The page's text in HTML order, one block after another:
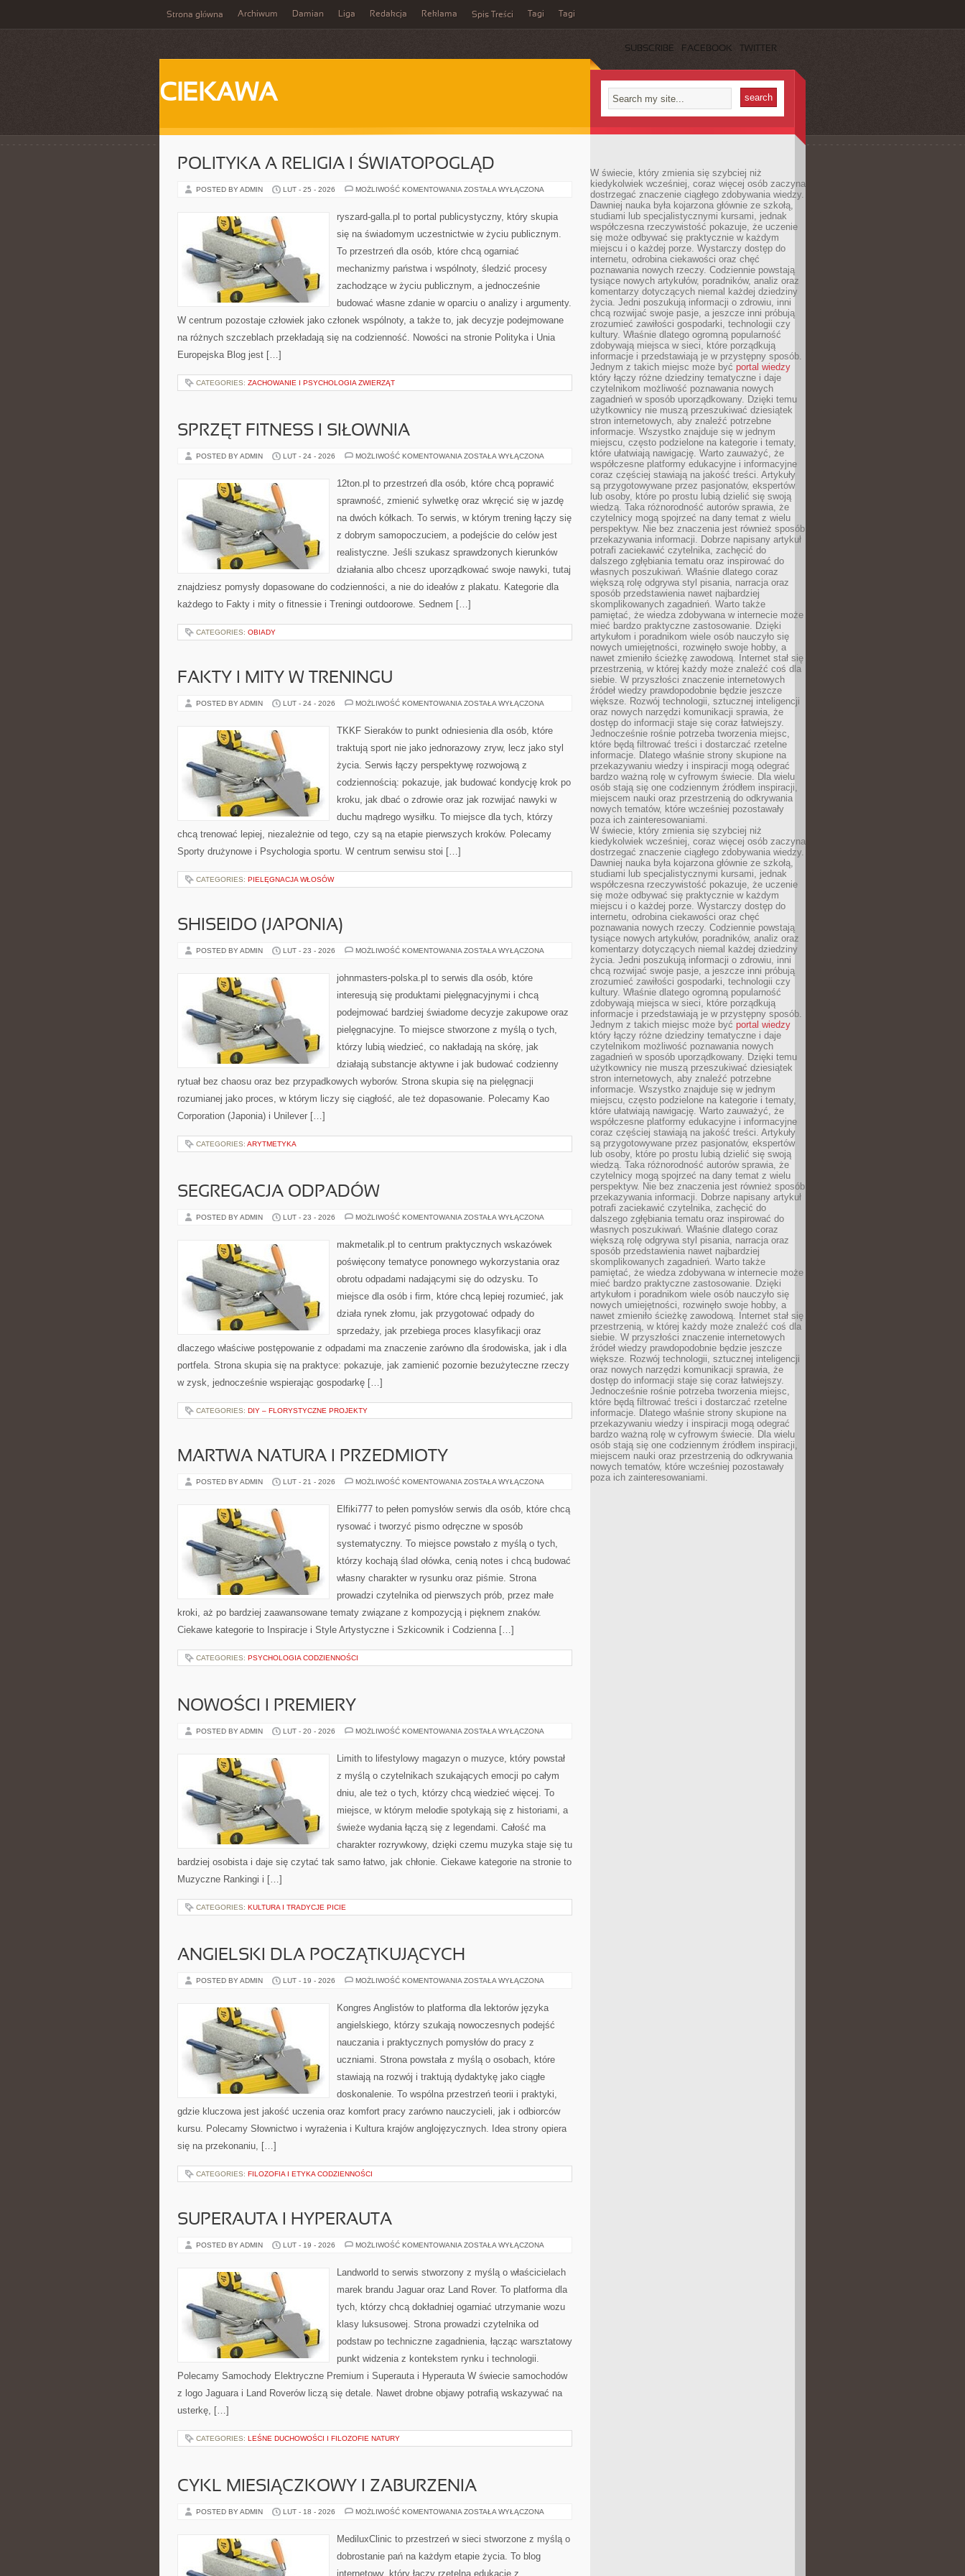
Strona główna Archiwum Damian Liga Redakcja Reklama Spis Treści Tagi Tagi
SUBSCRIBE FACEBOOK TWITTER
CIEKAWA
POLITYKA A RELIGIA I ŚWIATOPOGLĄD
POSTED BY ADMIN LUT - 25 - 2026 MOŻLIWOŚĆ KOMENTOWANIA POLITYKA
ŚWIATOPOGLĄD
ZOSTAŁA WYŁĄCZONA
ryszard-galla.pl to portal publicystyczny, który skupia
się na świadomym uczestnictwie w życiu publicznym.
To przestrzeń dla osób, które chcą ogarniać
mechanizmy państwa i wspólnoty, śledzić procesy
zachodzące w życiu publicznym, a jednocześnie
budować własne zdanie w oparciu o analizy i argumenty.
W centrum pozostaje człowiek jako członek wspólnoty, a także to, jak decyzje podejmowane
na różnych szczeblach przekładają się na codzienność. Nowości na stronie Polityka i Unia
Europejska Blog jest […]
CATEGORIES: ZACHOWANIE I PSYCHOLOGIA ZWIERZĄT
SPRZĘT FITNESS I SIŁOWNIA
POSTED BY ADMIN LUT - 24 - 2026 MOŻLIWOŚĆ KOMENTOWANIA SPRZĘT
SIŁOWNIA
ZOSTAŁA WYŁĄCZONA
12ton.pl to przestrzeń dla osób, które chcą poprawić
sprawność, zmienić sylwetkę oraz wkręcić się w jazdę
na dwóch kółkach. To serwis, w którym trening łączy się
z dobrym samopoczuciem, a podejście do celów jest
realistyczne. Jeśli szukasz sprawdzonych kierunków
działania albo chcesz uporządkować swoje nawyki, tutaj
znajdziesz pomysły dopasowane do codzienności, a nie do ideałów z plakatu. Kategorie dla
każdego to Fakty i mity o fitnessie i Treningi outdoorowe. Sednem […]
CATEGORIES: OBIADY
FAKTY I MITY W TRENINGU
POSTED BY ADMIN LUT - 24 - 2026 MOŻLIWOŚĆ KOMENTOWANIA FAKTY
TRENINGU
ZOSTAŁA WYŁĄCZONA
TKKF Sieraków to punkt odniesienia dla osób, które
traktują sport nie jako jednorazowy zryw, lecz jako styl
życia. Serwis łączy perspektywę rozwojową z
codziennością: pokazuje, jak budować kondycję krok po
kroku, jak dbać o zdrowie oraz jak rozwijać nawyki w
duchu mądrego wysiłku. To miejsce dla tych, którzy
chcą trenować lepiej, niezależnie od tego, czy są na etapie pierwszych kroków. Polecamy
Sporty drużynowe i Psychologia sportu. W centrum serwisu stoi […]
CATEGORIES: PIELĘGNACJA WŁOSÓW
SHISEIDO (JAPONIA)
POSTED BY ADMIN LUT - 23 - 2026 MOŻLIWOŚĆ KOMENTOWANIA SHISEIDO
ZOSTAŁA WYŁĄCZONA
johnmasters-polska.pl to serwis dla osób, które
interesują się produktami pielęgnacyjnymi i chcą
podejmować bardziej świadome decyzje zakupowe oraz
pielęgnacyjne. To miejsce stworzone z myślą o tych,
którzy lubią wiedzieć, co nakładają na skórę, jak
działają substancje aktywne i jak budować codzienny
rytuał bez chaosu oraz bez przypadkowych wyborów. Strona skupia się na pielęgnacji
rozumianej jako proces, w którym liczy się ciągłość, ale też dopasowanie. Polecamy Kao
Corporation (Japonia) i Unilever […]
CATEGORIES: ARYTMETYKA
SEGREGACJA ODPADÓW
POSTED BY ADMIN LUT - 23 - 2026 MOŻLIWOŚĆ KOMENTOWANIA SEGREGACJA
ZOSTAŁA WYŁĄCZONA
makmetalik.pl to centrum praktycznych wskazówek
poświęcony tematyce ponownego wykorzystania oraz
obrotu odpadami nadającymi się do odzysku. To
miejsce dla osób i firm, które chcą lepiej rozumieć, jak
działa rynek złomu, jak przygotować odpady do
sprzedaży, jak przebiega proces klasyfikacji oraz
dlaczego właściwe postępowanie z odpadami ma znaczenie zarówno dla środowiska, jak i dla
portfela. Strona skupia się na praktyce: pokazuje, jak zamienić pozornie bezużyteczne rzeczy
w zysk, jednocześnie wspierając gospodarkę […]
CATEGORIES: DIY – FLORYSTYCZNE PROJEKTY
MARTWA NATURA I PRZEDMIOTY
POSTED BY ADMIN LUT - 21 - 2026 MOŻLIWOŚĆ KOMENTOWANIA MARTWA
PRZEDMIOTY
ZOSTAŁA WYŁĄCZONA
Elfiki777 to pełen pomysłów serwis dla osób, które chcą
rysować i tworzyć pismo odręczne w sposób
systematyczny. To miejsce powstało z myślą o tych,
którzy kochają ślad ołówka, cenią notes i chcą budować
własny charakter w rysunku oraz piśmie. Strona
prowadzi czytelnika od pierwszych prób, przez małe
kroki, aż po bardziej zaawansowane tematy związane z kompozycją i pięknem znaków.
Ciekawe kategorie to Inspiracje i Style Artystyczne i Szkicownik i Codzienna […]
CATEGORIES: PSYCHOLOGIA CODZIENNOŚCI
NOWOŚCI I PREMIERY
POSTED BY ADMIN LUT - 20 - 2026 MOŻLIWOŚĆ KOMENTOWANIA NOWOŚCI
ZOSTAŁA WYŁĄCZONA
Limith to lifestylowy magazyn o muzyce, który powstał
z myślą o czytelnikach szukających emocji po całym
dniu, ale też o tych, którzy chcą wiedzieć więcej. To
miejsce, w którym melodie spotykają się z historiami, a
świeże wydania łączą się z legendami. Całość ma
charakter rozrywkowy, dzięki czemu muzyka staje się tu
bardziej osobista i daje się czytać tak samo łatwo, jak chłonie. Ciekawe kategorie na stronie to
Muzyczne Rankingi i […]
CATEGORIES: KULTURA I TRADYCJE PICIE
ANGIELSKI DLA POCZĄTKUJĄCYCH
POSTED BY ADMIN LUT - 19 - 2026 MOŻLIWOŚĆ KOMENTOWANIA ANGIELSKI
ZOSTAŁA WYŁĄCZONA
Kongres Anglistów to platforma dla lektorów języka
angielskiego, którzy szukają nowoczesnych podejść
nauczania i praktycznych pomysłów do pracy z
uczniami. Strona powstała z myślą o osobach, które
stawiają na rozwój i traktują dydaktykę jako ciągłe
doskonalenie. To wspólna przestrzeń teorii i praktyki,
gdzie kluczowa jest jakość uczenia oraz komfort pracy zarówno nauczycieli, jak i odbiorców
kursu. Polecamy Słownictwo i wyrażenia i Kultura krajów anglojęzycznych. Idea strony opiera
się na przekonaniu, […]
CATEGORIES: FILOZOFIA I ETYKA CODZIENNOŚCI
SUPERAUTA I HYPERAUTA
POSTED BY ADMIN LUT - 19 - 2026 MOŻLIWOŚĆ KOMENTOWANIA SUPERAUTA
ZOSTAŁA WYŁĄCZONA
Landworld to serwis stworzony z myślą o właścicielach
marek brandu Jaguar oraz Land Rover. To platforma dla
tych, którzy chcą dokładniej ogarniać utrzymanie wozu
klasy luksusowej. Strona prowadzi czytelnika od
podstaw po techniczne zagadnienia, łącząc warsztatowy
punkt widzenia z kontekstem rynku i technologii.
Polecamy Samochody Elektryczne Premium i Superauta i Hyperauta W świecie samochodów
z logo Jaguara i Land Roverów liczą się detale. Nawet drobne objawy potrafią wskazywać na
usterkę, […]
CATEGORIES: LEŚNE DUCHOWOŚCI I FILOZOFIE NATURY
CYKL MIESIĄCZKOWY I ZABURZENIA
POSTED BY ADMIN LUT - 18 - 2026 MOŻLIWOŚĆ KOMENTOWANIA CYKL
ZABURZENIA
ZOSTAŁA WYŁĄCZONA
MediluxClinic to przestrzeń w sieci stworzone z myślą o
dobrostanie pań na każdym etapie życia. To blog
internetowy, który łączy rzetelną edukację z
W świecie, który zmienia się szybciej niż
kiedykolwiek wcześniej, coraz więcej osób zaczyna
dostrzegać znaczenie ciągłego zdobywania wiedzy.
Dawniej nauka była kojarzona głównie ze szkołą,
studiami lub specjalistycznymi kursami, jednak
współczesna rzeczywistość pokazuje, że uczenie
się może odbywać się praktycznie w każdym
miejscu i o każdej porze. Wystarczy dostęp do
internetu, odrobina ciekawości oraz chęć
poznawania nowych rzeczy. Codziennie powstają
tysiące nowych artykułów, poradników, analiz oraz
komentarzy dotyczących niemal każdej dziedziny
życia. Jedni poszukują informacji o zdrowiu, inni
chcą rozwijać swoje pasje, a jeszcze inni próbują
zrozumieć zawiłości gospodarki, technologii czy
kultury. Właśnie dlatego ogromną popularność
zdobywają miejsca w sieci, które porządkują
informacje i przedstawiają je w przystępny sposób.
Jednym z takich miejsc może być portal wiedzy
który łączy różne dziedziny tematyczne i daje
czytelnikom możliwość poznawania nowych
zagadnień w sposób uporządkowany. Dzięki temu
użytkownicy nie muszą przeszukiwać dziesiątek
stron internetowych, aby znaleźć potrzebne
informacje. Wszystko znajduje się w jednym
miejscu, często podzielone na kategorie i tematy,
które ułatwiają nawigację. Warto zauważyć, że
współczesne platformy edukacyjne i informacyjne
coraz częściej stawiają na jakość treści. Artykuły
są przygotowywane przez pasjonatów, ekspertów
lub osoby, które po prostu lubią dzielić się swoją
wiedzą. Taka różnorodność autorów sprawia, że
czytelnicy mogą spojrzeć na dany temat z wielu
perspektyw. Nie bez znaczenia jest również sposób
przekazywania informacji. Dobrze napisany artykuł
potrafi zaciekawić czytelnika, zachęcić do
dalszego zgłębiania tematu oraz inspirować do
własnych poszukiwań. Właśnie dlatego coraz
większą rolę odgrywa styl pisania, narracja oraz
sposób przedstawienia nawet najbardziej
skomplikowanych zagadnień. Warto także
pamiętać, że wiedza zdobywana w internecie może
mieć bardzo praktyczne zastosowanie. Dzięki
artykułom i poradnikom wiele osób nauczyło się
nowych umiejętności, rozwinęło swoje hobby, a
nawet zmieniło ścieżkę zawodową. Internet stał się
przestrzenią, w której każdy może znaleźć coś dla
siebie. W przyszłości znaczenie internetowych
źródeł wiedzy prawdopodobnie będzie jeszcze
większe. Rozwój technologii, sztucznej inteligencji
oraz nowych narzędzi komunikacji sprawia, że
dostęp do informacji staje się coraz łatwiejszy.
Jednocześnie rośnie potrzeba tworzenia miejsc,
które będą filtrować treści i dostarczać rzetelne
informacje. Dlatego właśnie strony skupione na
przekazywaniu wiedzy i inspiracji mogą odegrać
bardzo ważną rolę w cyfrowym świecie. Dla wielu
osób stają się one codziennym źródłem inspiracji,
miejscem nauki oraz przestrzenią do odkrywania
nowych tematów, które wcześniej pozostawały
poza ich zainteresowaniami.
W świecie, który zmienia się szybciej niż
kiedykolwiek wcześniej, coraz więcej osób zaczyna
dostrzegać znaczenie ciągłego zdobywania wiedzy.
Dawniej nauka była kojarzona głównie ze szkołą,
studiami lub specjalistycznymi kursami, jednak
współczesna rzeczywistość pokazuje, że uczenie
się może odbywać się praktycznie w każdym
miejscu i o każdej porze. Wystarczy dostęp do
internetu, odrobina ciekawości oraz chęć
poznawania nowych rzeczy. Codziennie powstają
tysiące nowych artykułów, poradników, analiz oraz
komentarzy dotyczących niemal każdej dziedziny
życia. Jedni poszukują informacji o zdrowiu, inni
chcą rozwijać swoje pasje, a jeszcze inni próbują
zrozumieć zawiłości gospodarki, technologii czy
kultury. Właśnie dlatego ogromną popularność
zdobywają miejsca w sieci, które porządkują
informacje i przedstawiają je w przystępny sposób.
Jednym z takich miejsc może być portal wiedzy
który łączy różne dziedziny tematyczne i daje
czytelnikom możliwość poznawania nowych
zagadnień w sposób uporządkowany. Dzięki temu
użytkownicy nie muszą przeszukiwać dziesiątek
stron internetowych, aby znaleźć potrzebne
informacje. Wszystko znajduje się w jednym
miejscu, często podzielone na kategorie i tematy,
które ułatwiają nawigację. Warto zauważyć, że
współczesne platformy edukacyjne i informacyjne
coraz częściej stawiają na jakość treści. Artykuły
są przygotowywane przez pasjonatów, ekspertów
lub osoby, które po prostu lubią dzielić się swoją
wiedzą. Taka różnorodność autorów sprawia, że
czytelnicy mogą spojrzeć na dany temat z wielu
perspektyw. Nie bez znaczenia jest również sposób
przekazywania informacji. Dobrze napisany artykuł
potrafi zaciekawić czytelnika, zachęcić do
dalszego zgłębiania tematu oraz inspirować do
własnych poszukiwań. Właśnie dlatego coraz
większą rolę odgrywa styl pisania, narracja oraz
sposób przedstawienia nawet najbardziej
skomplikowanych zagadnień. Warto także
pamiętać, że wiedza zdobywana w internecie może
mieć bardzo praktyczne zastosowanie. Dzięki
artykułom i poradnikom wiele osób nauczyło się
nowych umiejętności, rozwinęło swoje hobby, a
nawet zmieniło ścieżkę zawodową. Internet stał się
przestrzenią, w której każdy może znaleźć coś dla
siebie. W przyszłości znaczenie internetowych
źródeł wiedzy prawdopodobnie będzie jeszcze
większe. Rozwój technologii, sztucznej inteligencji
oraz nowych narzędzi komunikacji sprawia, że
dostęp do informacji staje się coraz łatwiejszy.
Jednocześnie rośnie potrzeba tworzenia miejsc,
które będą filtrować treści i dostarczać rzetelne
informacje. Dlatego właśnie strony skupione na
przekazywaniu wiedzy i inspiracji mogą odegrać
bardzo ważną rolę w cyfrowym świecie. Dla wielu
osób stają się one codziennym źródłem inspiracji,
miejscem nauki oraz przestrzenią do odkrywania
nowych tematów, które wcześniej pozostawały
poza ich zainteresowaniami.